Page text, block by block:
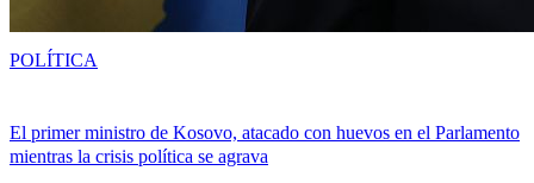
El primer ministro de Kosovo, atacado con huevos en el Parlamento
mientras la crisis política se agrava
POLÍTICA